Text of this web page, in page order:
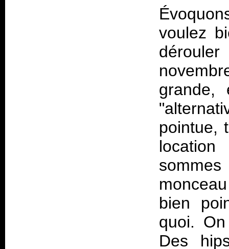
voulez
grande,
pointue,
bien
quoi.
Des